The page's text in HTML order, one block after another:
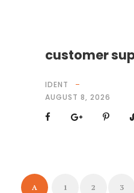
customer
IDENT
AUGUST 8, 2026
A 1 2 3